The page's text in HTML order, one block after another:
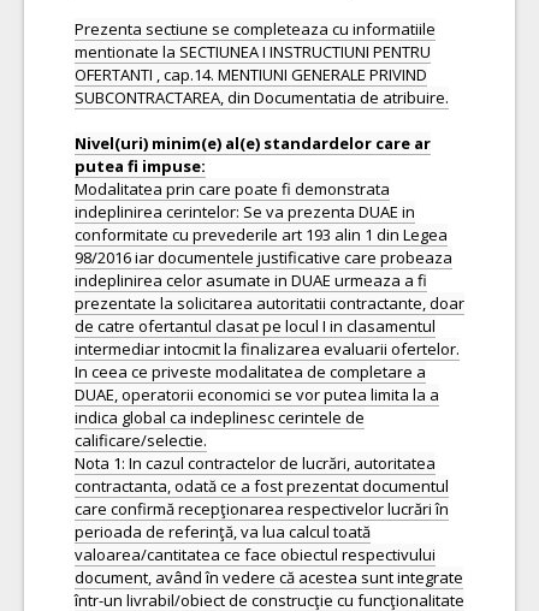
Prezenta sectiune se completeaza cu informatiile
mentionate la SECTIUNEA I INSTRUCTIUNI PENTRU
OFERTANTI , cap.14. MENTIUNI GENERALE PRIVIND
SUBCONTRACTAREA, din Documentatia de atribuire.
Nivel(uri) minim(e) al(e) standardelor care ar
Modalitatea prin care poate fi demonstrata
indeplinirea cerintelor: Se va prezenta DUAE in
conformitate cu prevederile art 193 alin 1 din Legea
98/2016 iar documentele justificative care probeaza
indeplinirea celor asumate in DUAE urmeaza a fi
prezentate la solicitarea autoritatii contractante, doar
de catre ofertantul clasat pe locul I in clasamentul
intermediar intocmit la finalizarea evaluarii ofertelor.
In ceea ce priveste modalitatea de completare a
DUAE, operatorii economici se vor putea limita la a
indica global ca indeplinesc cerintele de
calificare/selectie.
Nota 1: In cazul contractelor de lucrări, autoritatea
contractanta, odată ce a fost prezentat documentul
care confirmă recepţionarea respectivelor lucrări în
perioada de referinţă, va lua calcul toată
valoarea/cantitatea ce face obiectul respectivului
document, având în vedere că acestea sunt integrate
într-un livrabil/obiect de construcţie cu funcţionalitate